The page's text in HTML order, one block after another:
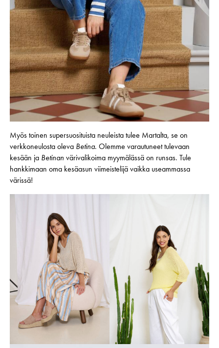
Myös toinen supersuosituista neuleista tulee Martalta, se on
verkkoneulosta oleva Betina. Olemme varautuneet tulevaan
kesään ja Betinan värivalikoima myymälässä on runsas. Tule
hankkimaan oma kesäasun viimeistelijä vaikka useammassa
värissä!